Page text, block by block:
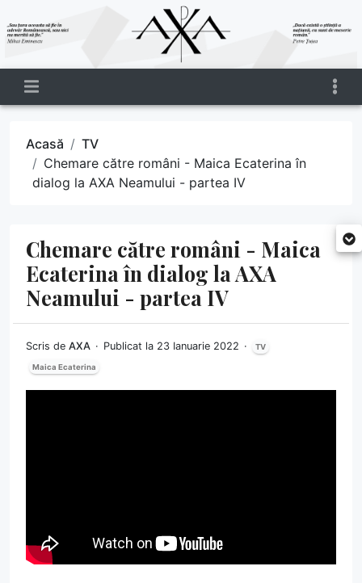
Acasă
TV
Chemare către români - Maica Ecaterina în
dialog la AXA Neamului - partea IV
Chemare către români - Maica
Ecaterina în dialog la AXA
Neamului - partea IV
Scris de AXA Publicat la 23 Ianuarie 2022 TV
Maica Ecaterina